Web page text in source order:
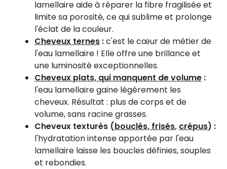
lamellaire aide à réparer la fibre fragilisée et
limite sa porosité, ce qui sublime et prolonge
l'éclat de la couleur.
Cheveux ternes :c'est le cœur de métier de
l'eau lamellaire ! Elle offre une brillance et
une luminosité exceptionnelles.
Cheveux plats, qui manquent de volume :
l'eau lamellaire gaine légèrement les
cheveux. Résultat : plus de corps et de
volume, sans racine grasses.
Cheveux texturés (bouclés, frisés, crépus) :
l'hydratation intense apportée par l'eau
lamellaire laisse les boucles définies, souples
et rebondies.